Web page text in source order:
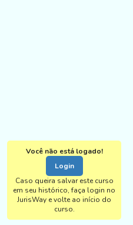
Você não está logado!
Login
Caso queira salvar este curso
em seu histórico, faça login no
JurisWay e volte ao início do
curso.